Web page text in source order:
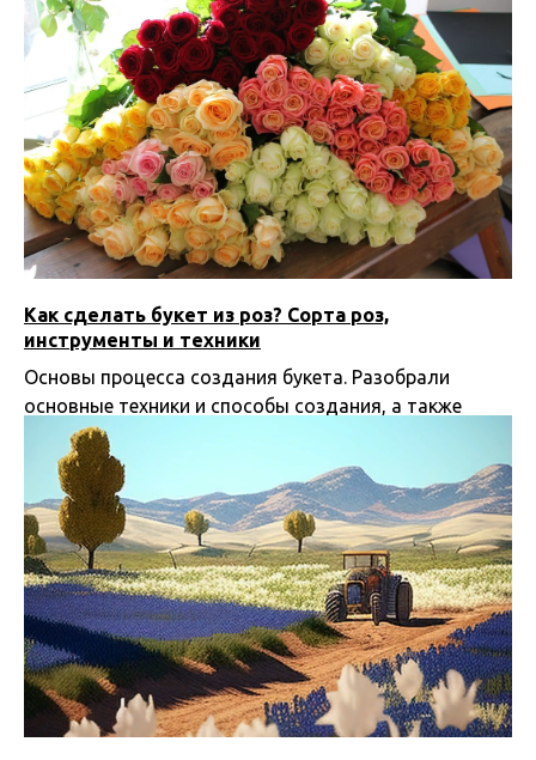
Как сделать букет из роз? Сорта роз,
инструменты и техники
Основы процесса создания букета. Разобрали
основные техники и способы создания, а также
виды роз.
08.03.2025 08:51